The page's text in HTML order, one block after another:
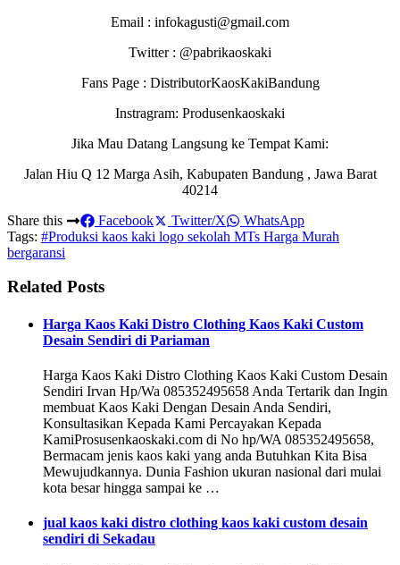
Email : infokagusti@gmail.com
Twitter : @pabrikaoskaki
Fans Page : DistributorKaosKakiBandung
Instragram: Produsenkaoskaki
Jika Mau Datang Langsung ke Tempat Kami:
Jalan Hiu Q 12 Marga Asih, Kabupaten Bandung , Jawa Barat
40214
Share this
Facebook Twitter/X
WhatsApp
Tags: #Produksi kaos kaki logo sekolah MTs Harga Murah
bergaransi
Related Posts
Harga Kaos Kaki Distro Clothing Kaos Kaki Custom
Desain Sendiri di Pariaman
Harga Kaos Kaki Distro Clothing Kaos Kaki Custom Desain
Sendiri Irvan Hp/Wa 085352495658 Anda Tertarik dan Ingin
membuat Kaos Kaki Dengan Desain Anda Sendiri,
Konsultasikan Kepada Kami Percayakan Kepada
KamiProsusenkaoskaki.com di No hp/WA 085352495658,
Bermacam jenis kaos kaki yang anda Butuhkan Kita Bisa
Mewujudkannya. Dunia Fashion ukuran nasional dari mulai
kota besar hingga sampai ke …
jual kaos kaki distro clothing kaos kaki custom desain
sendiri di Sekadau